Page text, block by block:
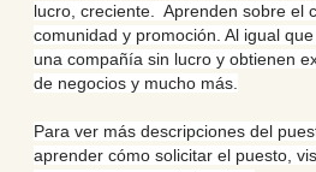
lucro, creciente. Aprenden sobre el
comunidad y promoción. Al igual
una compañía sin lucro y obtienen
de negocios y mucho más.
Para ver más descripciones del
aprender cómo solicitar el puesto,